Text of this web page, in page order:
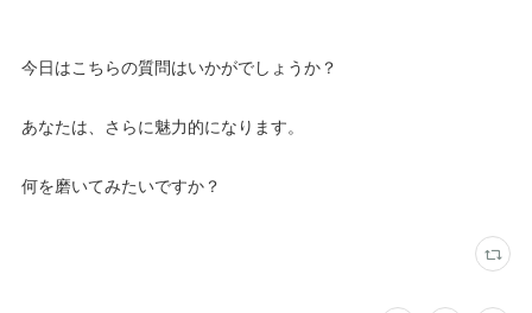
今日はこちらの質問はいかがでしょうか？
あなたは、さらに魅力的になります。
何を磨いてみたいですか？